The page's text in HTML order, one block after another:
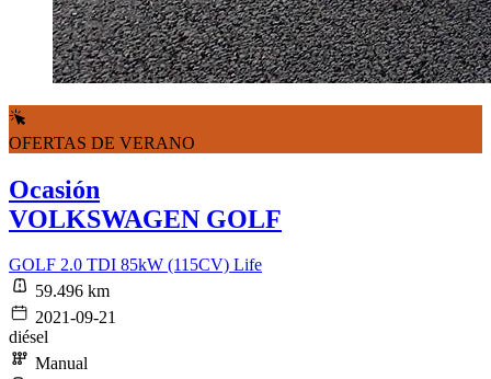
OFERTAS DE VERANO
Ocasión
VOLKSWAGEN GOLF
GOLF 2.0 TDI 85kW (115CV) Life
59.496 km
2021-09-21
diésel
Manual